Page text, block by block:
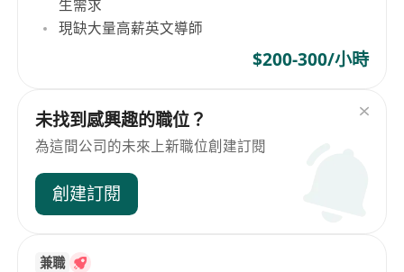
生需求
現缺大量高薪英文導師
$200-300/小時
未找到感興趣的職位？
為這間公司的未來上新職位創建訂閱
創建訂閱
兼職